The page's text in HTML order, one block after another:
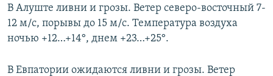
В Алуште ливни и грозы. Ветер северо-восточный 7-
12 м/с, порывы до 15 м/с. Температура воздуха
ночью +12…+14°, днем +23…+25°.
В Евпатории ожидаются ливни и грозы. Ветер